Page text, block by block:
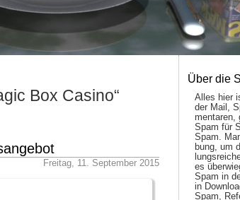
Box Casino“
Freitag, 11. September 2015
Über die
Alles hier
der Mail,
men­taren,
Spam für
Spam.
bung, um
es
Spam in
in
Spam,